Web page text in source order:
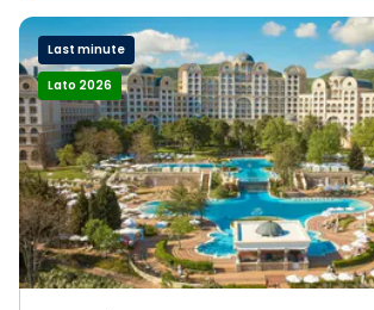
Last minute
Lato 2026